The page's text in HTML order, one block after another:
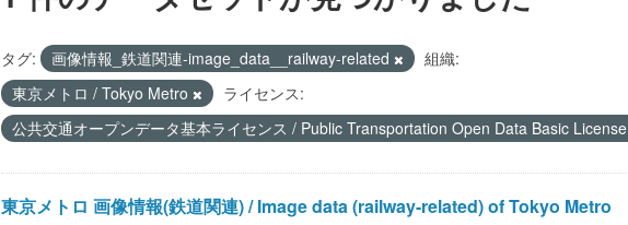
タグ: 画像情報_鉄道関連-image_data__railway-related
組織:
東京メトロ / Tokyo Metro
ライセンス:
公共交通オープンデータ基本ライセンス / Public Transportation Open Data Basic License
東京メトロ 画像情報(鉄道関連) / Image data (railway-related) of Tokyo Metro